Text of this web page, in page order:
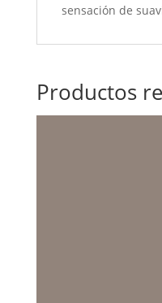
sensación de
Productos